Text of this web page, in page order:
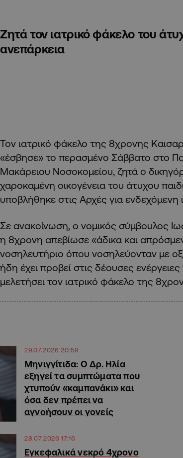
Ζητά τον ιατρικό φάκελο του
ανεπάρκεια
Τον ιατρικό φάκελο της 8χρονης
«έσβησε» το περασμένο Σάββατο στο
Μακάρειου Νοσοκομείου, ζητά ο
χαροκαμένη οικογένεια του άτυχου
υποβλήθηκε στις Αρχές για ενδεχόμενη
Σε ανακοίνωση, ο νομικός σύμβουλος
η 8χρονη απεβίωσε «άδικα και
νοσηλευτήριο όπου νοσηλεύονταν με
ήδη έχει προβεί στις δέουσες
μελετήσει τον ιατρικό φάκελο της
29.07.2026 20:59
Mηνιγγίτιδα: Ο Δρ. Ηλία
εξηγεί τα συμπτώματα που
χτυπούν «καμπανάκι» και
όσα δεν πρέπει να
αγνοήσουν οι γονείς
28.07.2026 17:16
Εγκεφαλικά νεκρό 4χρονο